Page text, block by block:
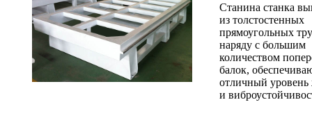
Станина станка
из толстостенных
прямоугольных
наряду с большим
количеством
балок,
отличный уровень
и